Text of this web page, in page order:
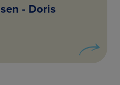
- Doris